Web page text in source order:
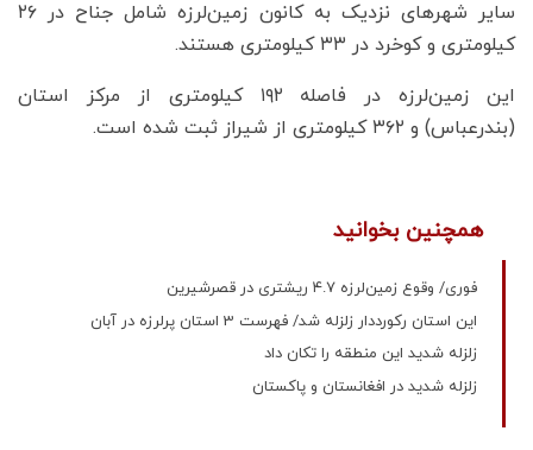
سایر شهرهای نزدیک به کانون زمین‌لرزه شامل جناح در ۲۶
کیلومتری و کوخرد در ۳۳ کیلومتری هستند.
این زمین‌لرزه در فاصله ۱۹۲ کیلومتری از مرکز استان
(بندرعباس) و ۳۶۲ کیلومتری از شیراز ثبت شده است.
همچنین بخوانید
فوری/ وقوع ​زمین‌لرزه ۴.۷ ریشتری در قصرشیرین
این استان رکورددار زلزله شد/ فهرست 3 استان پرلرزه در آبان
زلزله شدید این منطقه را تکان داد
زلزله شدید در افغانستان و پاکستان